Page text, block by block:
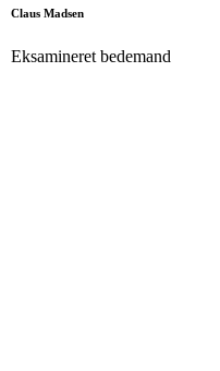
Claus Madsen
Eksamineret bedemand